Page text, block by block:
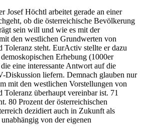
Josef Höchtl arbeitet gerade an einer
ob die österreichische Bevölkerung
sein will und wie es mit der
den westlichen Grundwerten von
Toleranz steht. EurActiv stellte er dazu
Erhebung (1000er
eine interessante Antwort auf die
Diskussion liefern. Demnach glauben nur
mit den westlichen Vorstellungen von
überhaupt vereinbar ist. 71
80 Prozent der österreichischen
dezidiert auch in Zukunft als
von der eigenen